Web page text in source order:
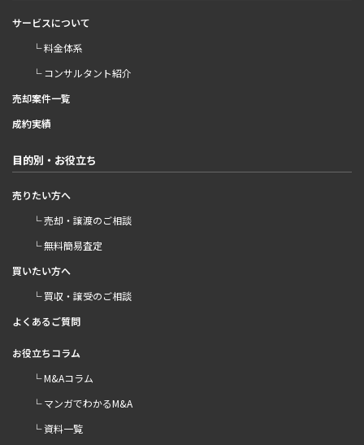
サービスについて
└ 料金体系
└ コンサルタント紹介
売却案件一覧
成約実績
目的別・お役立ち
売りたい方へ
└ 売却・譲渡のご相談
└ 無料簡易査定
買いたい方へ
└ 買収・譲受のご相談
よくあるご質問
お役立ちコラム
└ M&Aコラム
└ マンガでわかるM&A
└ 資料一覧